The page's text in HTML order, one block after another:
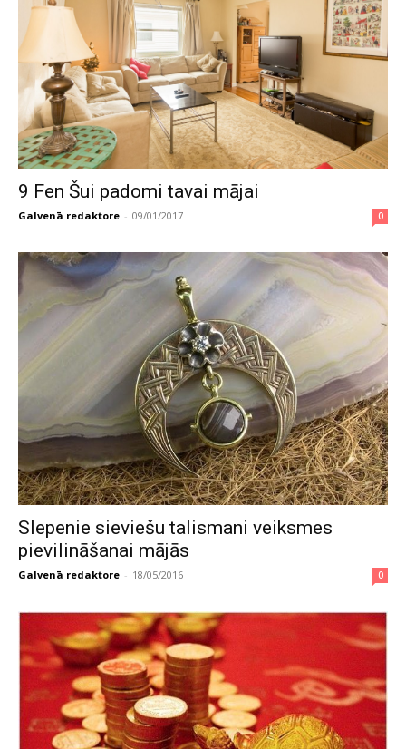
9 Fen Šui padomi tavai mājai
Galvenā redaktore - 09/01/2017 0
Slepenie sieviešu talismani veiksmes
pievilināšanai mājās
Galvenā redaktore - 18/05/2016 0